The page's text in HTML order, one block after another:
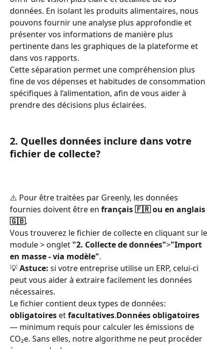
données. En isolant les produits alimentaires, nous
pouvons fournir une analyse plus approfondie et
présenter vos informations de manière plus
pertinente dans les graphiques de la plateforme et
dans vos rapports.
Cette séparation permet une compréhension plus
fine de vos dépenses et habitudes de consommation
spécifiques à l’alimentation, afin de vous aider à
prendre des décisions plus éclairées.
2. Quelles données inclure dans votre
fichier de collecte?
⚠️ Pour être traitées par Greenly, les données
fournies doivent être en français 🇫🇷 ou en anglais
🇬🇧.
Vous trouverez le fichier de collecte en cliquant sur le
module > onglet "2. Collecte de données">"Import
en masse - via modèle".
💡 Astuce: si votre entreprise utilise un ERP, celui-ci
peut vous aider à extraire facilement les données
nécessaires.
Le fichier contient deux types de données:
obligatoires et facultatives.Données obligatoires
— minimum requis pour calculer les émissions de
CO₂e. Sans elles, notre algorithme ne peut procéder